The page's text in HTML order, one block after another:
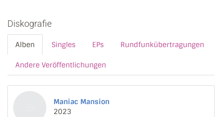
Diskografie
Alben Singles EPs Rundfunkübertragungen
Andere Veröffentlichungen
Maniac Mansion
2023